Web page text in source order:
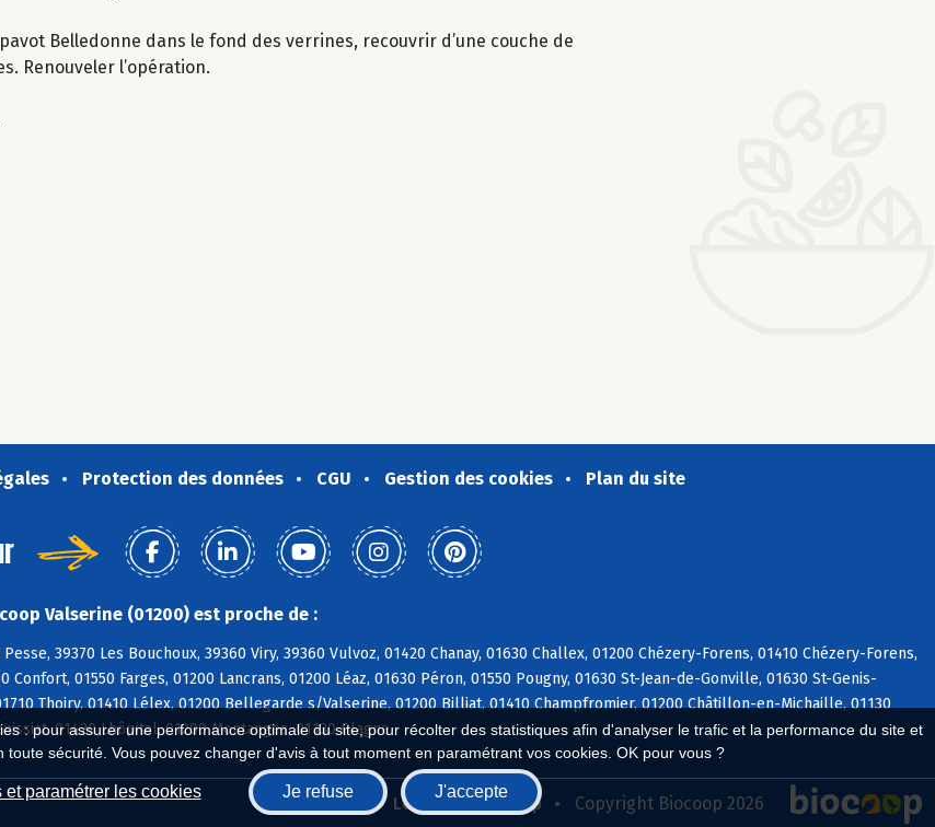
: pour assurer une performance optimale du site, pour récolter des statistiques afin d'analyser le trafic et la performance du site et
sécurité. Vous pouvez changer d'avis à tout moment en paramétrant vos cookies. OK pour vous ?
et paramétrer les cookies Je refuse J'accepte
Belledonne dans le fond des verrines, recouvrir d’une couche de
Renouveler l’opération.
Protection des données CGU Gestion des cookies Plan du site
Valserine (01200) est proche de :
Pesse, 39370 Les Bouchoux, 39360 Viry, 39360 Vulvoz, 01420 Chanay, 01630 Challex, 01200 Chézery-Forens, 01410 Chézery-Forens,
Confort, 01550 Farges, 01200 Lancrans, 01200 Léaz, 01630 Péron, 01550 Pougny, 01630 St-Jean-de-Gonville, 01630 St-Genis-
Thoiry, 01410 Lélex, 01200 Bellegarde s/Valserine, 01200 Billiat, 01410 Champfromier, 01200 Châtillon-en-Michaille, 01130
01420 Lhôpital, 01200 Montanges, 01130 Plagne
Biocoop.fr Le réseau Biocoop Copyright Biocoop 2026